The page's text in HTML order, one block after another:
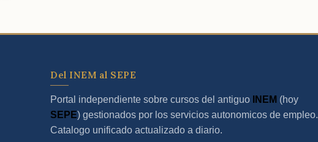
Del INEM al SEPE
Portal independiente sobre cursos del antiguo INEM (hoy
SEPE) gestionados por los servicios autonomicos de empleo.
Catalogo unificado actualizado a diario.